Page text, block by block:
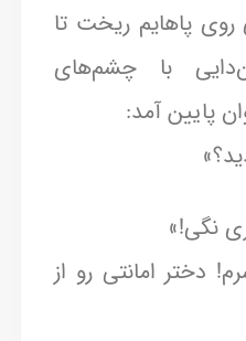
پاهایم ریخت تا
با چشم‌های
پایین آمد:
نگی!»
دختر امانتی رو از